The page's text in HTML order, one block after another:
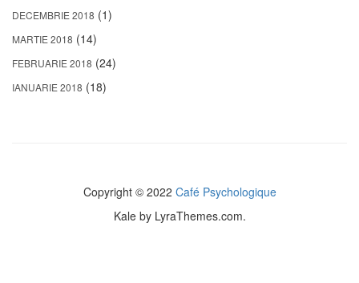
DECEMBRIE 2018 (1)
MARTIE 2018 (14)
FEBRUARIE 2018 (24)
IANUARIE 2018 (18)
Copyright © 2022 Café Psychologique
Kaleby LyraThemes.com.